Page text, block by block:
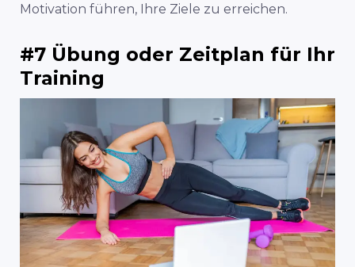
Motivation führen, Ihre Ziele zu erreichen.
#7 Übung oder Zeitplan für Ihr
Training